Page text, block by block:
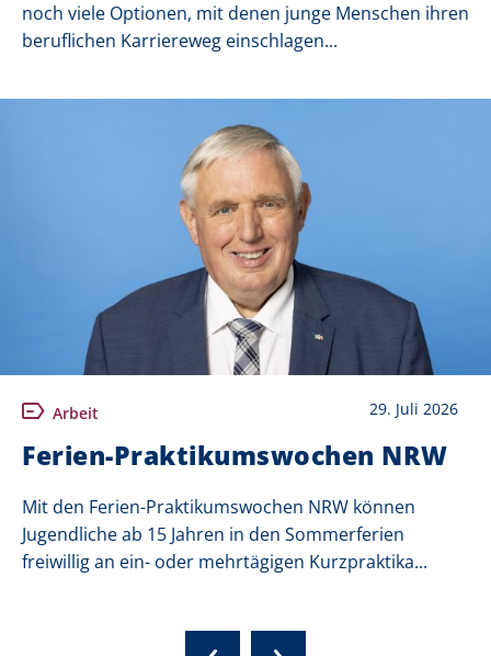
noch viele Optionen, mit denen junge Menschen ihren
beruflichen Karriereweg einschlagen...
Arbeit 29. Juli 2026
Ferien-Praktikumswochen NRW
Mit den Ferien-Praktikumswochen NRW können
Jugendliche ab 15 Jahren in den Sommerferien
freiwillig an ein- oder mehrtägigen Kurzpraktika...